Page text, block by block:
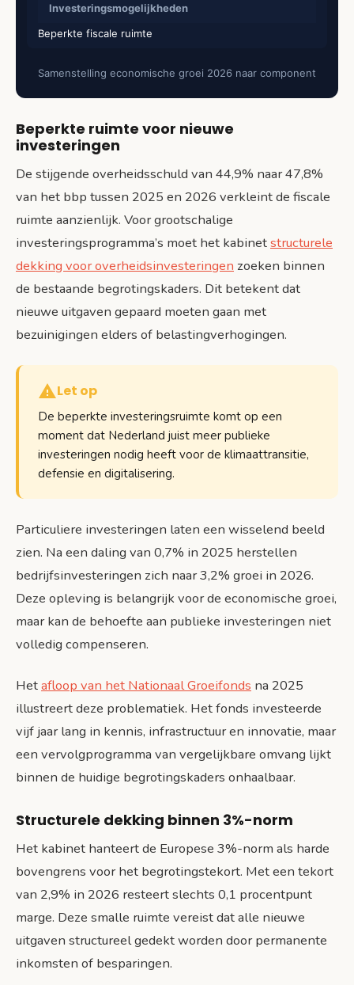
Investeringsmogelijkheden
Beperkte fiscale ruimte
Samenstelling economische groei 2026 naar component
Beperkte ruimte voor nieuwe
investeringen
De stijgende overheidsschuld van 44,9% naar 47,8%
van het bbp tussen 2025 en 2026 verkleint de fiscale
ruimte aanzienlijk. Voor grootschalige
investeringsprogramma’s moet het kabinetstructurele
dekking voor overheidsinvesteringen zoeken binnen
de bestaande begrotingskaders. Dit betekent dat
nieuwe uitgaven gepaard moeten gaan met
bezuinigingen elders of belastingverhogingen.
Let op
De beperkte investeringsruimte komt op een
moment dat Nederland juist meer publieke
investeringen nodig heeft voor de klimaattransitie,
defensie en digitalisering.
Particuliere investeringen laten een wisselend beeld
zien. Na een daling van 0,7% in 2025 herstellen
bedrijfsinvesteringen zich naar 3,2% groei in 2026.
Deze opleving is belangrijk voor de economische groei,
maar kan de behoefte aan publieke investeringen niet
volledig compenseren.
Hetafloop van het Nationaal Groeifonds na 2025
illustreert deze problematiek. Het fonds investeerde
vijf jaar lang in kennis, infrastructuur en innovatie, maar
een vervolgprogramma van vergelijkbare omvang lijkt
binnen de huidige begrotingskaders onhaalbaar.
Structurele dekking binnen 3%-norm
Het kabinet hanteert de Europese 3%-norm als harde
bovengrens voor het begrotingstekort. Met een tekort
van 2,9% in 2026 resteert slechts 0,1 procentpunt
marge. Deze smalle ruimte vereist dat alle nieuwe
uitgaven structureel gedekt worden door permanente
inkomsten of besparingen.